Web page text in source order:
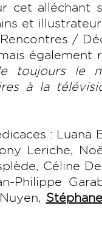
cet alléchant
et
/
également
toujours le
à la
: Luana
Leriche,
Céline
Philippe